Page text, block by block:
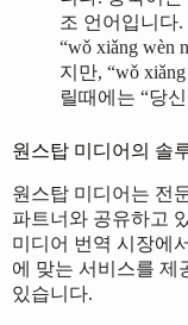
조 언어입니다.
“wǒ xiǎng wèn
지만, “wǒ
릴때에는 “당
원스탑 미디어의 솔
원스탑 미디어는 전
파트너와 공유하고
미디어 번역 시장에
에 맞는 서비스를 제
있습니다.